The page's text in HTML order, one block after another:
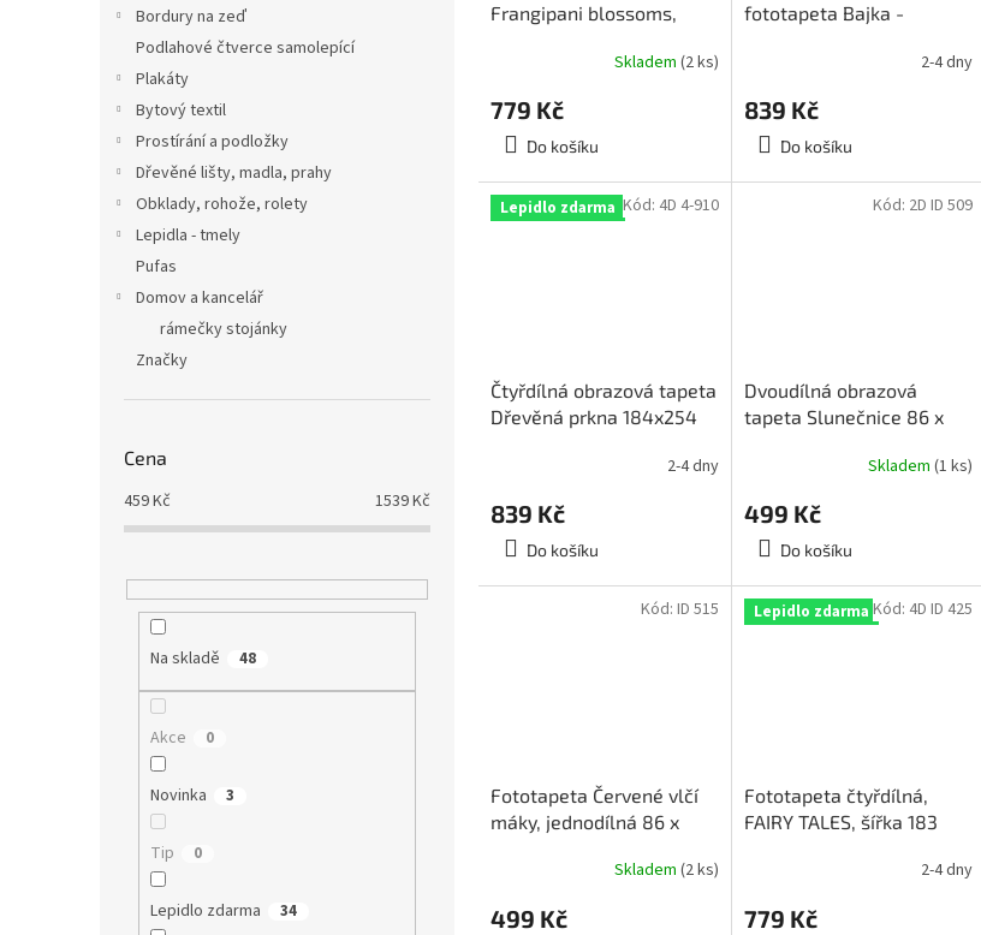
Bordury na zeď
Podlahové čtverce samolepící
Plakáty
Bytový textil
Prostírání a podložky
Dřevěné lišty, madla, prahy
Obklady, rohože, rolety
Lepidla - tmely
Pufas
Domov a kancelář
rámečky stojánky
Značky
Cena
459Kč 1539Kč
Na skladě 48
Akce 0
Novinka 3
Tip 0
Lepidlo zdarma 34
Frangipani blossoms,
skladem poslední 2 ks!
Skladem (2 ks)
779 Kč
Do košíku
fototapeta Bajka -
184x254 cm, 4D 4-2032-4 dny
839 Kč
Do košíku
Lepidlo zdarma
Čtyřdílná obrazová tapeta
Dřevěná prkna 184x254
2-4 dny
839 Kč
Do košíku
Kód: 4D 4-910
Dvoudílná obrazová
tapeta Slunečnice 86 x
skladem poslední 1 ks!!!
Skladem (1 ks)
499 Kč
Do košíku
Kód: 2D ID 509
Fototapeta Červené vlčí
máky, jednodílná 86 x
Skladem (2 ks)
499 Kč
Kód: ID 515 Lepidlo zdarma
Fototapeta čtyřdílná,
FAIRY TALES, šířka 183
2-4 dny
779 Kč
Kód: 4D ID 425